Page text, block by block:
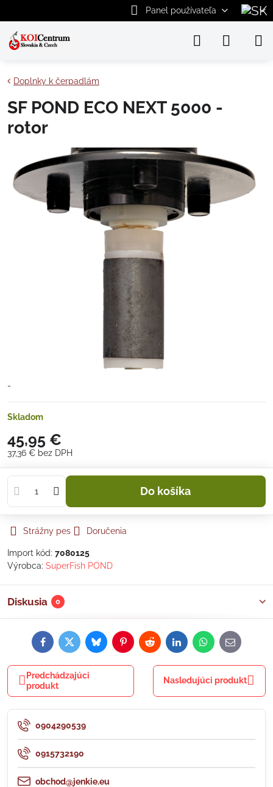
Panel používateľa
Doplnky k čerpadlám
SF POND ECO NEXT 5000 -
rotor
-
Skladom
45,95 €
37,36 € bez DPH
Do košíka
Strážny pes Doručenia
Import kód: 7080125
Výrobca: SuperFish POND
Diskusia 0
FacebookTwitterBlueskyPinterestRedditLinkedInWhatsApp
E-
mail
Predchádzajúci
produkt
Nasledujúci produkt
0904290539
0915732190
obchod@jenkie.eu